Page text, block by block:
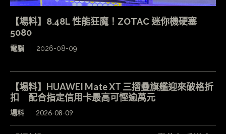
【場料】8.48L 性能狂魔！ZOTAC 迷你機硬塞
5080
電腦 2026-08-09
【場料】HUAWEI Mate XT 三摺疊旗艦迎來破格折
扣 配合指定信用卡最高可慳逾萬元
場料 2026-08-09